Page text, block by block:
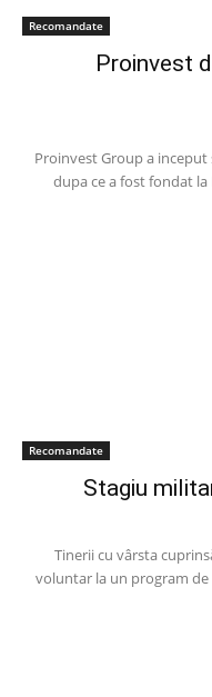
Recomandate
Proinvest
Proinvest Group a inceput
dupa ce a fost fondat la
Recomandate
Stagiu
Tinerii cu vârsta
voluntar la un program